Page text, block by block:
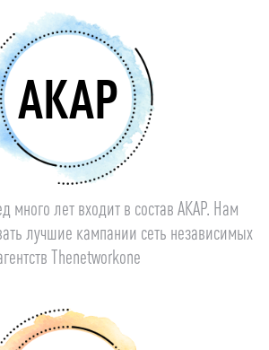
АКАР
много лет входит в состав АКАР. Нам
лучшие кампании сеть независимых
Thenetworkone